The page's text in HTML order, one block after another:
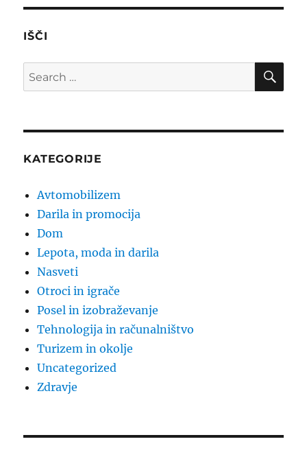
IŠČI
Search
for:
KATEGORIJE
Avtomobilizem
Darila in promocija
Dom
Lepota, moda in darila
Nasveti
Otroci in igrače
Posel in izobraževanje
Tehnologija in računalništvo
Turizem in okolje
Uncategorized
Zdravje